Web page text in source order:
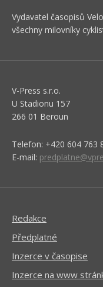
Vydavatel časopisů
všechny milovníky
V-Press s.r.o.
U Stadionu 157
266 01 Beroun
Telefon: +420 604 763
E-mail:
Redakce
Předplatné
Inzerce v časopise
Inzerce na www